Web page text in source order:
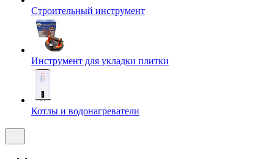
Строительный инструмент
Инструмент для укладки плитки
Котлы и водонагреватели